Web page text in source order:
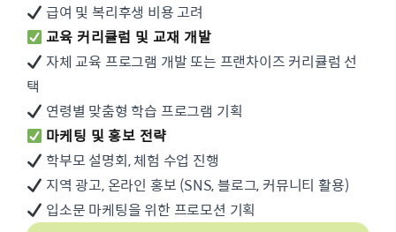
급여 및 복리후생 비용 고려
교육 커리큘럼 및 교재 개발
자체 교육 프로그램 개발 또는 프랜차이즈 커리큘럼 선
택
연령별 맞춤형 학습 프로그램 기획
마케팅 및 홍보 전략
학부모 설명회, 체험 수업 진행
지역 광고, 온라인 홍보 (SNS, 블로그, 커뮤니티 활용)
입소문 마케팅을 위한 프로모션 기획